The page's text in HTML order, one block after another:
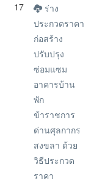
17
ร่าง
ประกวดราคา
ก่อสร้าง
ปรับปรุง
ซ่อมแซม
อาคารบ้าน
พัก
ข้าราชการ
ด่านศุลกากร
สงขลา ด้วย
วิธีประกวด
ราคา